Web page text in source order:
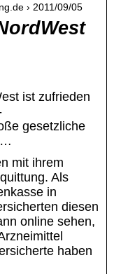
› 2011/09/05
ist zufrieden
gesetzliche
…
mit ihrem
Als
in
diesen
online sehen,
haben